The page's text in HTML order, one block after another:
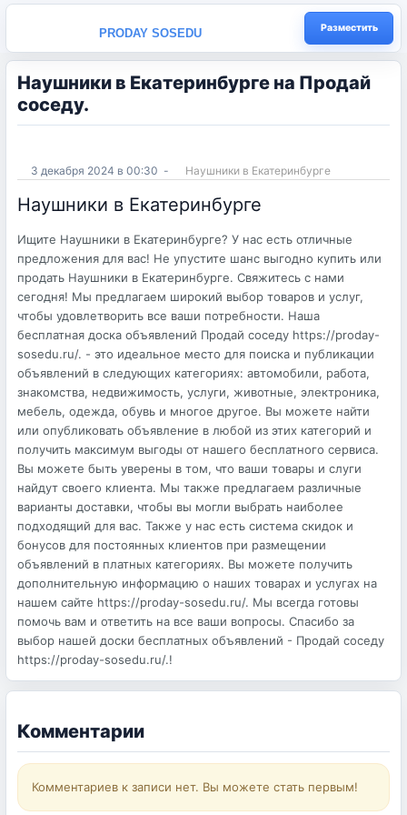
PRODAY SOSEDU Разместить
Наушники в Екатеринбурге на Продай
соседу.
3 декабря 2024 в 00:30 - Наушники в Екатеринбурге
Наушники в Екатеринбурге
Ищите Наушники в Екатеринбурге? У нас есть отличные
предложения для вас! Не упустите шанс выгодно купить или
продать Наушники в Екатеринбурге. Свяжитесь с нами
сегодня! Мы предлагаем широкий выбор товаров и услуг,
чтобы удовлетворить все ваши потребности. Наша
бесплатная доска объявлений Продай соседу https://proday-
sosedu.ru/. - это идеальное место для поиска и публикации
объявлений в следующих категориях: автомобили, работа,
знакомства, недвижимость, услуги, животные, электроника,
мебель, одежда, обувь и многое другое. Вы можете найти
или опубликовать объявление в любой из этих категорий и
получить максимум выгоды от нашего бесплатного сервиса.
Вы можете быть уверены в том, что ваши товары и слуги
найдут своего клиента. Мы также предлагаем различные
варианты доставки, чтобы вы могли выбрать наиболее
подходящий для вас. Также у нас есть система скидок и
бонусов для постоянных клиентов при размещении
объявлений в платных категориях. Вы можете получить
дополнительную информацию о наших товарах и услугах на
нашем сайте https://proday-sosedu.ru/. Мы всегда готовы
помочь вам и ответить на все ваши вопросы. Спасибо за
выбор нашей доски бесплатных объявлений - Продай соседу
https://proday-sosedu.ru/.!
Комментарии
Комментариев к записи нет. Вы можете стать первым!